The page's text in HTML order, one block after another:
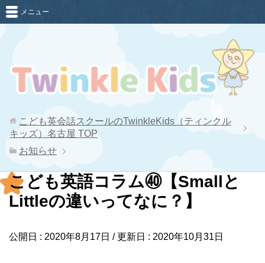
メニュー
こども英会話スクールのTwinkleKids（ティンクル
キッズ）名古屋 TOP
お知らせ
こども英語コラム㊵【Smallと
Littleの違いってなに？】
公開日 : 2020年8月17日 / 更新日 : 2020年10月31日